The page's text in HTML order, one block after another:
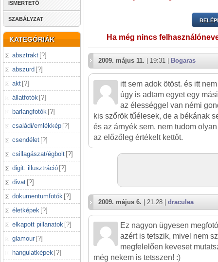
ISMERTETŐ
SZABÁLYZAT
KATEGÓRIÁK
absztrakt [?]
abszurd [?]
akt [?]
állatfotók [?]
barlangfotók [?]
családi/emlékkép [?]
csendélet [?]
csillagászat/égbolt [?]
digit. illusztráció [?]
divat [?]
dokumentumfotók [?]
életképek [?]
elkapott pillanatok [?]
glamour [?]
hangulatképek [?]
Ha még nincs
2009. május 11. | 19:31 | Bogaras
itt sem adok ötöst. és itt
úgy is adtam egyet egy
az élességgel van némi
kis szőrök tűélesek, de a békának
és az árnyék sem. nem tudom
az előzőleg értékelt kettőt.
2009. május 6. | 21:28 | draculea
Ez nagyon ügyesen
azért is tetszik, mivel nem
megfelelően keveset
még nekem is tetsszen! :)